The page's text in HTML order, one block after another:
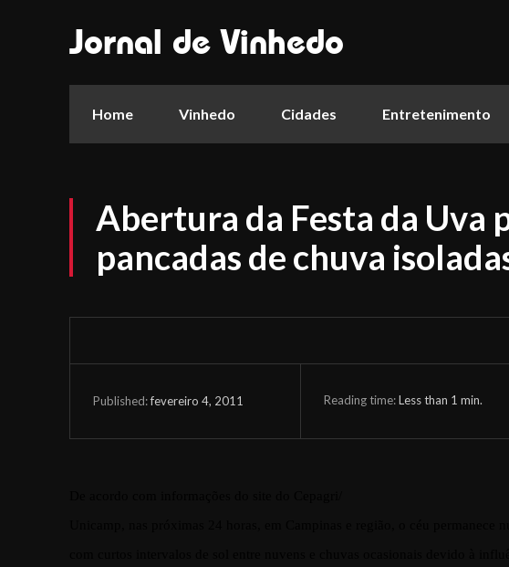
Jornal de Vinhedo
Home Vinhedo Cidades Entretenimento
Abertura da Festa da Uva
pancadas de chuva
Published:fevereiro 4, 2011 Reading time:Less than 1 min.